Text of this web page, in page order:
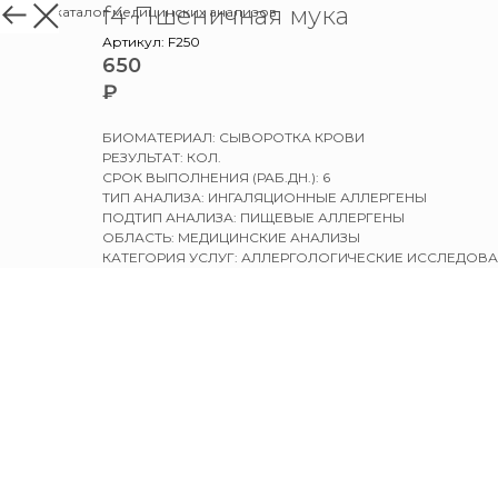
назад в каталог медицинских анализов
f4 Пшеничная мука
Артикул: F250
650
₽
БИОМАТЕРИАЛ: СЫВОРОТКА КРОВИ
РЕЗУЛЬТАТ: КОЛ.
СРОК ВЫПОЛНЕНИЯ (РАБ.ДН.): 6
ТИП АНАЛИЗА: ИНГАЛЯЦИОННЫЕ АЛЛЕРГЕНЫ
ПОДТИП АНАЛИЗА: ПИЩЕВЫЕ АЛЛЕРГЕНЫ
ОБЛАСТЬ: МЕДИЦИНСКИЕ АНАЛИЗЫ
КАТЕГОРИЯ УСЛУГ: АЛЛЕРГОЛОГИЧЕСКИЕ